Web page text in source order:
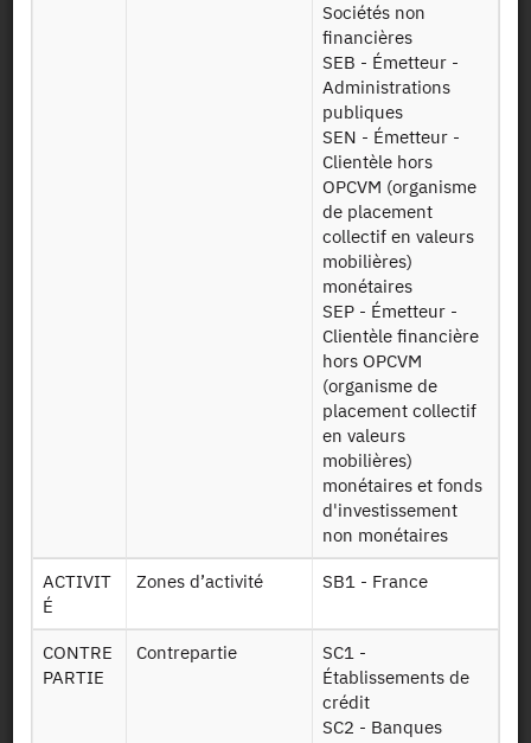
DEVI_SITU - EC : Jobs and
resources by currency and
country - credit institutions -
Download
Emplois et
ressources par
devises et par pays
(DEVI SITU) -
Données sur
les ressources
par devises et
Etablissements
Sociétés non
financières
SEB - Émetteur -
Administrations
publiques
SEN - Émetteur -
Clientèle hors
OPCVM (organisme
de placement
collectif en valeurs
mobilières)
monétaires
SEP - Émetteur -
Clientèle financière
hors OPCVM
(organisme de
placement collectif
en valeurs
mobilières)
monétaires et fonds
d'investissement
non monétaires
ACTIVIT
É
Zones d’activité SB1 - France
CONTRE
PARTIE
Contrepartie
SC1 -
Établissements de
crédit
SC2 - Banques